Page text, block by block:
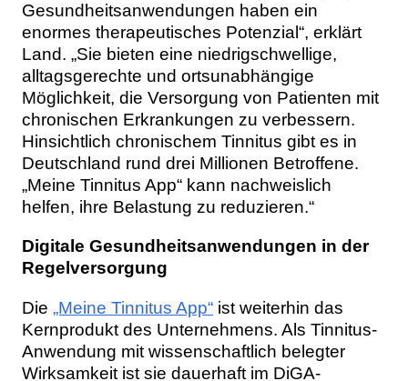
Gesundheitsanwendungen haben ein
enormes therapeutisches Potenzial“, erklärt
Land. „Sie bieten eine niedrigschwellige,
alltagsgerechte und ortsunabhängige
Möglichkeit, die Versorgung von Patienten mit
chronischen Erkrankungen zu verbessern.
Hinsichtlich chronischem Tinnitus gibt es in
Deutschland rund drei Millionen Betroffene.
„Meine Tinnitus App“ kann nachweislich
helfen, ihre Belastung zu reduzieren.“
Digitale Gesundheitsanwendungen in der
Regelversorgung
Die „Meine Tinnitus App“ ist weiterhin das
Kernprodukt des Unternehmens. Als Tinnitus-
Anwendung mit wissenschaftlich belegter
Wirksamkeit ist sie dauerhaft im DiGA-